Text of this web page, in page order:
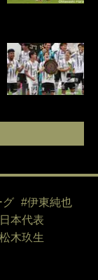
グ
#伊東純也
本代表
木玖生